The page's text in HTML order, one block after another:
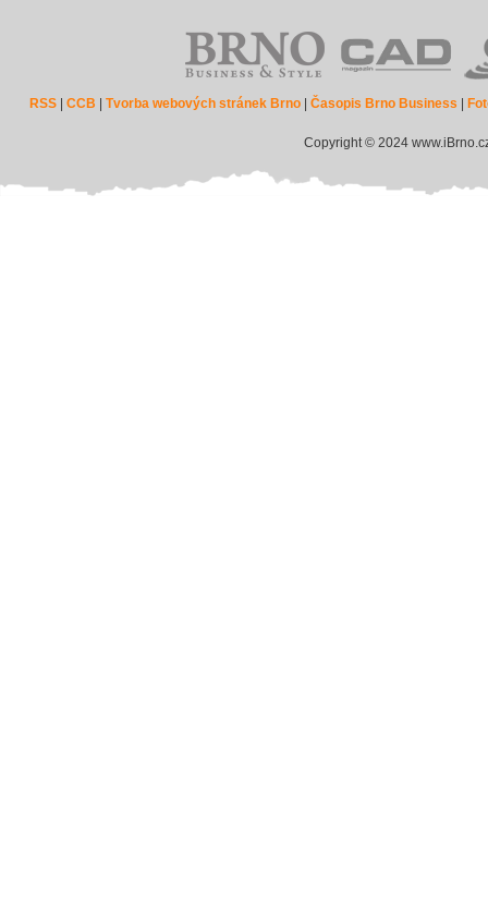
RSS |CCB |Tvorba webových stránek Brno |Časopis Brno Business
Copyright © 2024